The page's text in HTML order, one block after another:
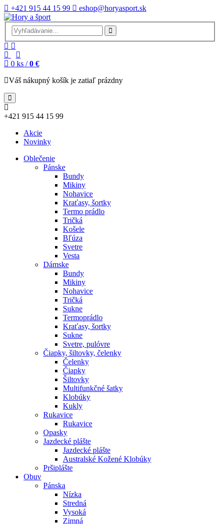
+421 915 44 15 99 eshop@horyasport.sk
0 ks / 0 €
Váš nákupný košík je zatiaľ prázdny
+421 915 44 15 99
Akcie
Novinky
Oblečenie
Pánske
Bundy
Mikiny
Nohavice
Kraťasy, šortky
Termo prádlo
Tričká
Košele
Bľúza
Svetre
Vesta
Dámske
Bundy
Mikiny
Nohavice
Tričká
Sukne
Termoprádlo
Kraťasy, šortky
Sukne
Svetre, pulóvre
Čiapky, šiltovky, čelenky
Čelenky
Čiapky
Šiltovky
Multifunkčné šatky
Klobúky
Kukly
Rukavice
Rukavice
Opasky
Jazdecké plášte
Jazdecké plášte
Australské Kožené Klobúky
Pršiplášte
Obuv
Pánska
Nízka
Stredná
Vysoká
Zimná